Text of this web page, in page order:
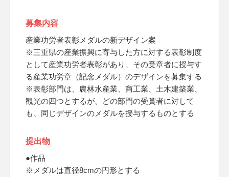
募集内容
産業功労者表彰メダルの新デザイン案
※三重県の産業振興に寄与した方に対する表彰制度
として産業功労者表彰があり、その受章者に授与す
る産業功労章（記念メダル）のデザインを募集する
※表彰部門は、農林水産業、商工業、土木建築業、
観光の四つとするが、どの部門の受賞者に対して
も、同じデザインのメダルを授与するものとする
提出物
●作品
※メダルは直径8cmの円形とする